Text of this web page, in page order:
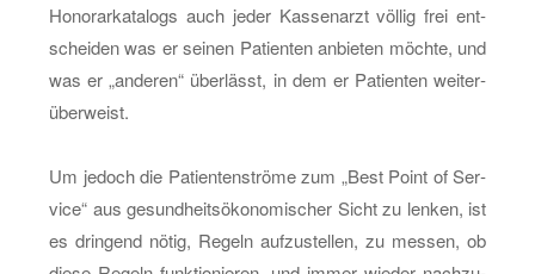
Ho­no­rar­ka­ta­logs auch jeder Kas­sen­arzt völ­lig frei ent­
schei­den was er sei­nen Pa­ti­en­ten an­bie­ten möch­te, und
was er „an­de­ren“ über­lässt, in dem er Pa­ti­en­ten wei­ter­
über­weist.
Um je­doch die Pa­ti­en­ten­strö­me zum „Best Point of Ser­
vice“ aus ge­sund­heits­öko­no­mi­scher Sicht zu len­ken, ist
es drin­gend nötig, Re­geln auf­zu­stel­len, zu mes­sen, ob